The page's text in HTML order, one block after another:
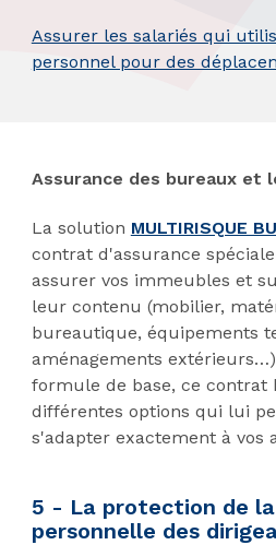
Assurer les salariés qui
personnel pour des
Assurance des bureaux et
La solution MULTIRISQUE
contrat d'assurance
assurer vos immeubles et
leur contenu (mobilier,
bureautique, équipements
aménagements
formule de base, ce contrat
différentes options qui lui
s'adapter exactement à vos
5 - La protection de
personnelle des